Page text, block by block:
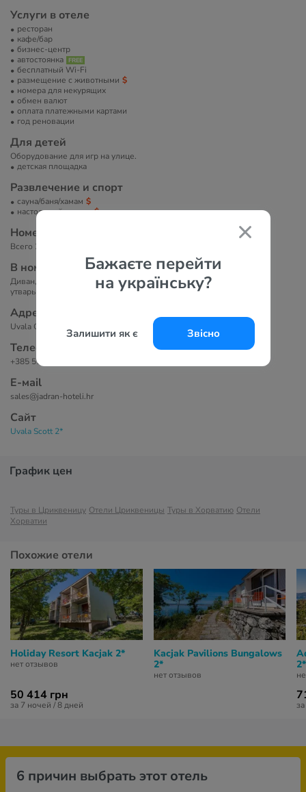
Бажаєте перейти
на українську?
Залишити як є Звісно
Услуги в отеле
ресторан
кафе/бар
бизнес-центр
автостоянка
бесплатный Wi-Fi
размещение с животными
номера для некурящих
обмен валют
оплата платежными картами
год реновации
Для детей
Оборудование для игр на улице.
детская площадка
Развлечение и спорт
сауна/баня/хамам
настольный теннис
Номера
Всего 294 номера.
В номерах
Диван, письменный стол, мини-кухня с холодильником и кухонной
утварью, ванная комната с биде и ванной.
Адрес
Uvala Grabrova b.b., 51262 Кралевица, Хорватия.
Телефоны
+385 51 281 266
Е-маil
sales@jadran-hoteli.hr
Сайт
Uvala Scott 2*
График цен
Туры в Цриквеницу Отели Цриквеницы Туры в Хорватию Отели
Хорватии
Похожие отели
Holiday Resort Kacjak 2*
нет отзывов
50 414 грн
за 7 ночей / 8 дней
Kacjak Pavilions Bungalows
2*
нет отзывов
2*
6 причин выбрать этот отель